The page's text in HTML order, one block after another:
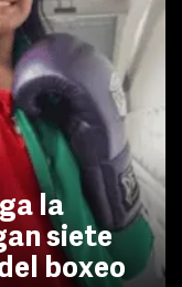
la
siete
boxeo